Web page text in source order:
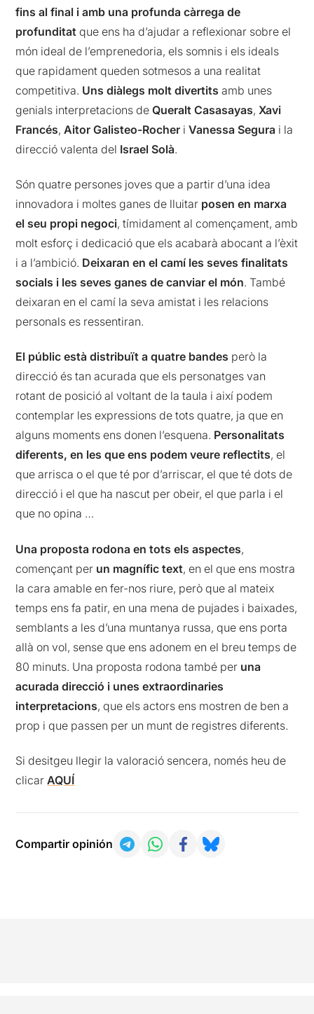
fins al final i amb una profunda càrrega de
profunditat que ens ha d’ajudar a reflexionar sobre el
món ideal de l’emprenedoria, els somnis i els ideals
que rapidament queden sotmesos a una realitat
competitiva. Uns diàlegs molt divertits amb unes
genials interpretacions deQueralt Casasayas, Xavi
Francés,Aitor Galisteo-Rocher iVanessa Segura i la
direcció valenta del Israel Solà.
Són quatre persones joves que a partir d’una idea
innovadora i moltes ganes de lluitar posen en marxa
el seu propi negoci, tímidament al començament, amb
molt esforç i dedicació que els acabarà abocant a l’èxit
i a l’ambició. Deixaran en el camí les seves finalitats
socials i les seves ganes de canviar el món. També
deixaran en el camí la seva amistat i les relacions
personals es ressentiran.
El públic està distribuït a quatre bandes però la
direcció és tan acurada que els personatges van
rotant de posició al voltant de la taula i així podem
contemplar les expressions de tots quatre, ja que en
alguns moments ens donen l’esquena. Personalitats
diferents, en les que ens podem veure reflectits, el
que arrisca o el que té por d’arriscar, el que té dots de
direcció i el que ha nascut per obeir, el que parla i el
que no opina …
Una proposta rodona en tots els aspectes,
començant per un magnífic text, en el que ens mostra
la cara amable en fer-nos riure, però que al mateix
temps ens fa patir, en una mena de pujades i baixades,
semblants a les d’una muntanya russa, que ens porta
allà on vol, sense que ens adonem en el breu temps de
80 minuts. Una proposta rodona també per una
acurada direcció i unes extraordinaries
interpretacions, que els actors ens mostren de ben a
prop i que passen per un munt de registres diferents.
Si desitgeu llegir la valoració sencera, només heu de
clicarAQUÍ
Compartir opinión